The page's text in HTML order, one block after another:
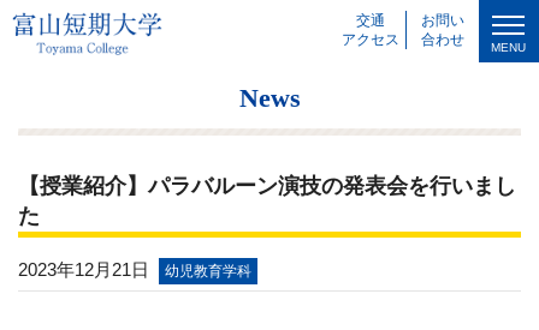
交通
アクセス
お問い
合わせ
MENU
News
【授業紹介】パラバルーン演技の発表会を行いまし
た
2023年12月21日 幼児教育学科